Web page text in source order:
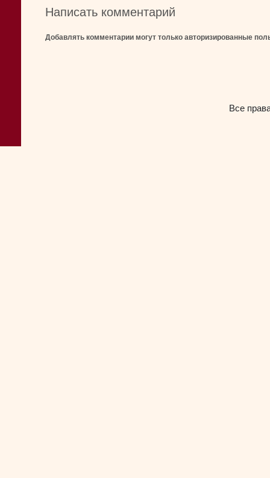
Написать комментарий
Добавлять комментарии могут только авторизированные
Все